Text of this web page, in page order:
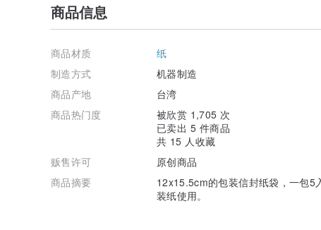
商品信息
商品材质
纸
制造方式
机器制造
商品产地
台湾
商品热门度
被欣赏 1,705 次
已卖出 5 件商品
共 15 人收藏
贩售许可
原创商品
商品摘要
12x15.5cm的包装信封纸袋，一包5
装纸使用。